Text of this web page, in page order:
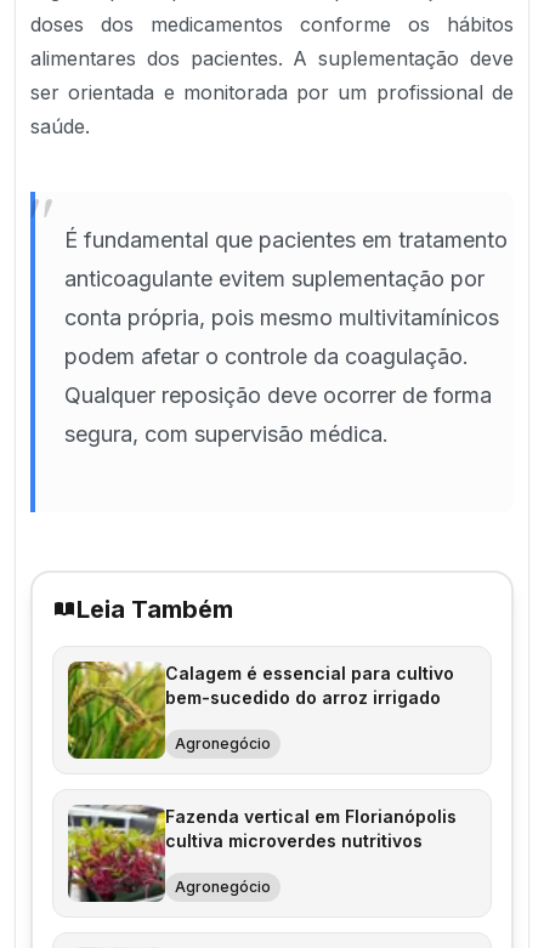
doses dos medicamentos conforme os hábitos
alimentares dos pacientes. A suplementação deve
ser orientada e monitorada por um profissional de
saúde.
"
É fundamental que pacientes em tratamento
anticoagulante evitem suplementação por
conta própria, pois mesmo multivitamínicos
podem afetar o controle da coagulação.
Qualquer reposição deve ocorrer de forma
segura, com supervisão médica.
Leia Também
Calagem é essencial para cultivo
bem-sucedido do arroz irrigado
Agronegócio
Fazenda vertical em Florianópolis
cultiva microverdes nutritivos
Agronegócio